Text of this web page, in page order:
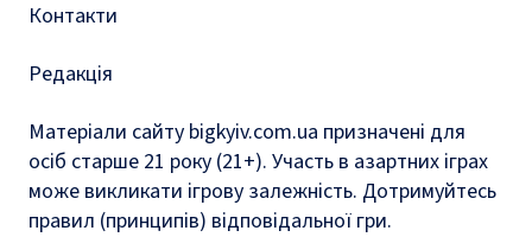
Контакти
Редакція
Матеріали сайту bigkyiv.com.ua призначені для
осіб старше 21 року (21+). Участь в азартних іграх
може викликати ігрову залежність. Дотримуйтесь
правил (принципів) відповідальної гри.